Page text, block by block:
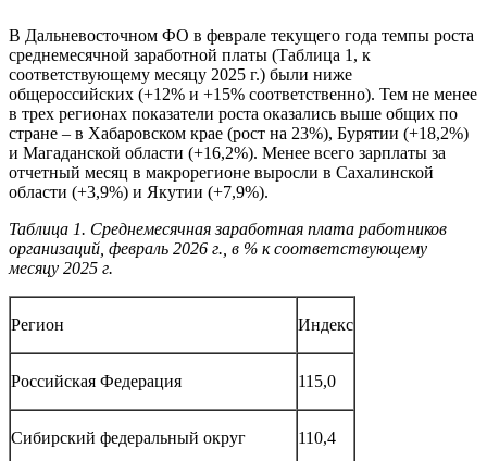
В Дальневосточном ФО в феврале текущего года темпы роста
среднемесячной заработной платы (Таблица 1, к
соответствующему месяцу 2025 г.) были ниже
общероссийских (+12% и +15% соответственно). Тем не менее
в трех регионах показатели роста оказались выше общих по
стране – в Хабаровском крае (рост на 23%), Бурятии (+18,2%)
и Магаданской области (+16,2%). Менее всего зарплаты за
отчетный месяц в макрорегионе выросли в Сахалинской
области (+3,9%) и Якутии (+7,9%).
Таблица 1. Среднемесячная заработная плата работников
организаций, февраль 2026 г., в % к соответствующему
месяцу 2025 г.
Регион Индекс
Российская Федерация 115,0
Сибирский федеральный округ 110,4